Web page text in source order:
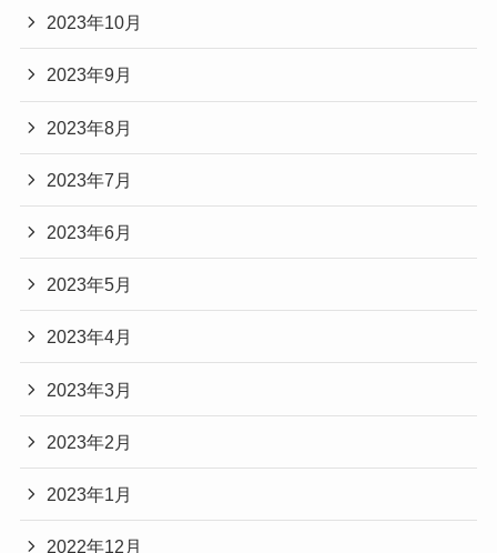
2023年10月
2023年9月
2023年8月
2023年7月
2023年6月
2023年5月
2023年4月
2023年3月
2023年2月
2023年1月
2022年12月